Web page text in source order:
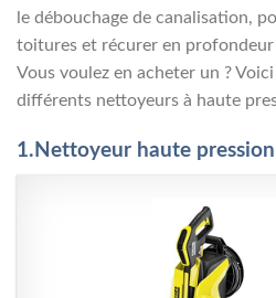
le débouchage de canalisation,
toitures et récurer en profondeur
Vous voulez en acheter un ?
différents nettoyeurs à haute
1.Nettoyeur haute